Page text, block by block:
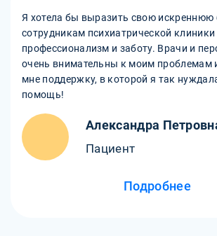
Я хотела бы выразить свою искреннюю
сотрудникам психиатрической клиники
профессионализм и заботу. Врачи и
очень внимательны к моим проблемам
мне поддержку, в которой я так
помощь!
Александра
Пациент
Подробнее